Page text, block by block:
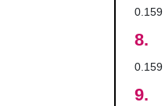
0.159
8.
0.159
9.